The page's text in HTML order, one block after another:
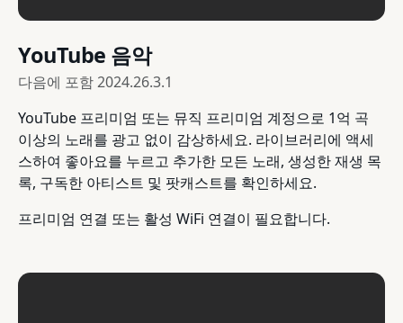
YouTube 음악
다음에 포함2024.26.3.1
YouTube 프리미엄 또는 뮤직 프리미엄 계정으로 1억 곡
이상의 노래를 광고 없이 감상하세요. 라이브러리에 액세
스하여 좋아요를 누르고 추가한 모든 노래, 생성한 재생 목
록, 구독한 아티스트 및 팟캐스트를 확인하세요.
프리미엄 연결 또는 활성 WiFi 연결이 필요합니다.